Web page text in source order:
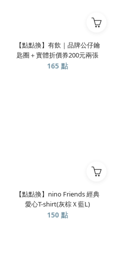
【點點換】有飲｜品牌公仔鑰
匙圈＋實體折價券200元兩張
165 點
【點點換】nino Friends 經典
愛心T-shirt(灰棕Ｘ藍L)
150 點